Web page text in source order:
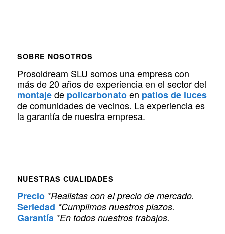
SOBRE NOSOTROS
Prosoldream SLU somos una empresa con
más de 20 años de experiencia en el sector del
montajede policarbonatoen patios de luces
de comunidades de vecinos. La experiencia es
la garantía de nuestra empresa.
NUESTRAS CUALIDADES
Precio *Realistas con el precio de mercado.
Seriedad *Cumplimos nuestros plazos.
Garantía *En todos nuestros trabajos.